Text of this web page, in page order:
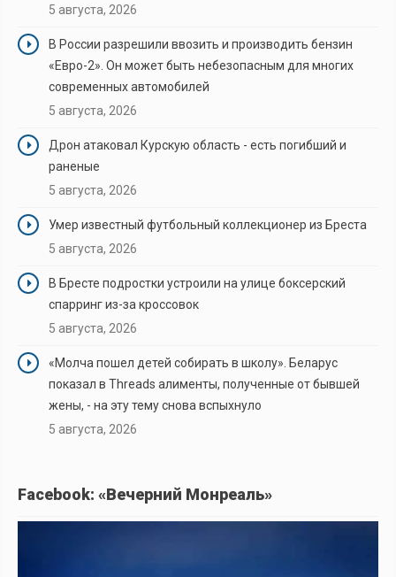
5 августа, 2026
В России разрешили ввозить и производить бензин
«Евро-2». Он может быть небезопасным для многих
современных автомобилей
5 августа, 2026
Дрон атаковал Курскую область - есть погибший и
раненые
5 августа, 2026
Умер известный футбольный коллекционер из Бреста
5 августа, 2026
В Бресте подростки устроили на улице боксерский
спарринг из-за кроссовок
5 августа, 2026
«Молча пошел детей собирать в школу». Беларус
показал в Threads алименты, полученные от бывшей
жены, - на эту тему снова вспыхнуло
5 августа, 2026
Facebook: «Вечерний Монреаль»